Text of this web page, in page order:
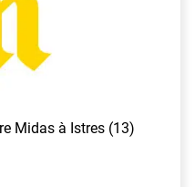
Midas à Istres (13)